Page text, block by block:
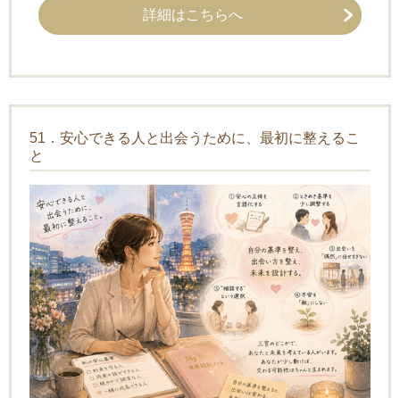
詳細はこちらへ
51．安心できる人と出会うために、最初に整えるこ
と